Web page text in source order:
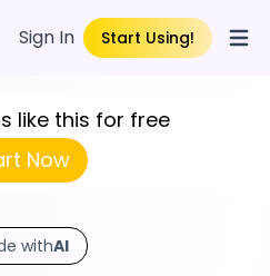
Sign In Start Using!
like this for free
Now
withAI